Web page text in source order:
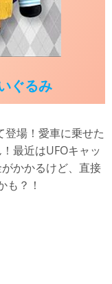
ぐるみ
登場！愛車に乗せた
最近はUFOキャッ
かかるけど、直接
も？！